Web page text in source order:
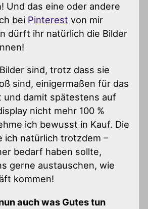
Und das eine oder andere
bei Pinterest von mir
dürft ihr natürlich die Bilder
sind, trotz dass sie
sind, einigermaßen für das
und damit spätestens auf
nicht mehr 100 %
ich bewusst in Kauf. Die
ich natürlich trotzdem –
bedarf haben sollte,
gerne austauschen, wie
kommen!
auch was Gutes tun